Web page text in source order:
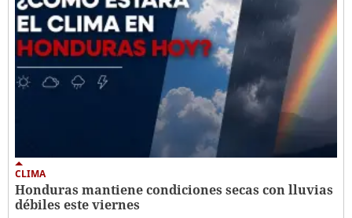
CLIMA
Honduras mantiene condiciones secas con lluvias
débiles este viernes